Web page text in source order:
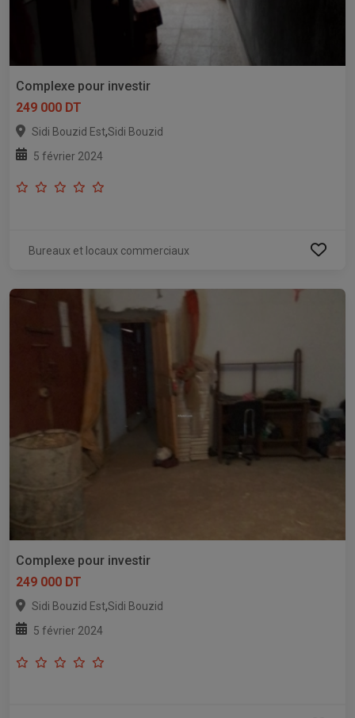
Complexe pour investir
249 000 DT
Sidi Bouzid Est,Sidi Bouzid
5 février 2024
Bureaux et locaux commerciaux
Complexe pour investir
249 000 DT
Sidi Bouzid Est,Sidi Bouzid
5 février 2024